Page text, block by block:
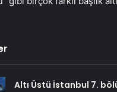
Altı Üstü İstanbul 7.